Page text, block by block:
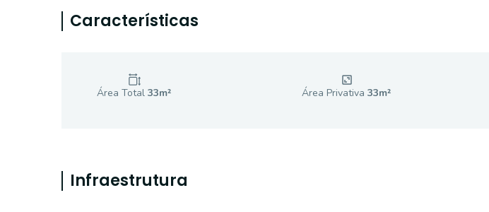
Características
Área Total 33m² Área Privativa 33m²
Infraestrutura